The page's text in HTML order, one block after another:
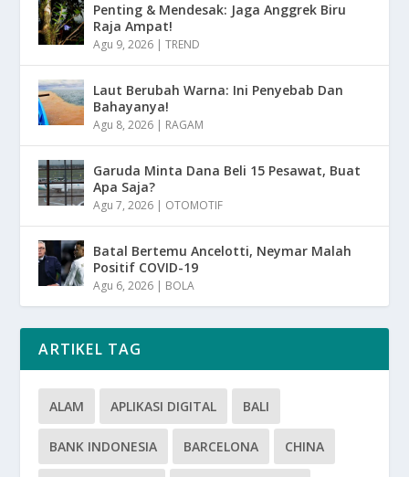
Penting & Mendesak: Jaga Anggrek Biru
Raja Ampat!
Agu 9, 2026 |TREND
Laut Berubah Warna: Ini Penyebab Dan
Bahayanya!
Agu 8, 2026 | RAGAM
Garuda Minta Dana Beli 15 Pesawat, Buat
Apa Saja?
Agu 7, 2026 | OTOMOTIF
Batal Bertemu Ancelotti, Neymar Malah
Positif COVID-19
Agu 6, 2026 | BOLA
ARTIKEL TAG
ALAM APLIKASI DIGITAL BALI
BANK INDONESIA BARCELONA CHINA